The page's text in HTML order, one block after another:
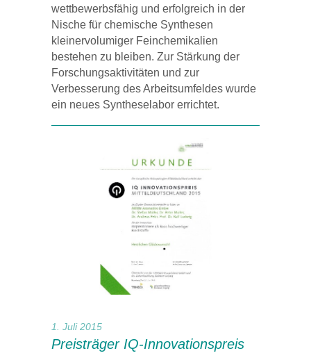
wettbewerbsfähig und erfolgreich in der
Nische für chemische Synthesen
kleinervolumiger Feinchemikalien
bestehen zu bleiben. Zur Stärkung der
Forschungsaktivitäten und zur
Verbesserung des Arbeitsumfeldes wurde
ein neues Syntheselabor errichtet.
1. Juli 2015
Preisträger IQ-Innovationspreis